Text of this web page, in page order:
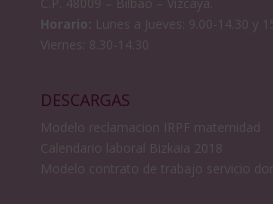
Horario: Lunes a Jueves: 9.00-14.30 y
Viernes: 8.30-14.30
DESCARGAS
Modelo reclamacion IRPF maternidad
Calendario laboral Bizkaia 2018
Modelo contrato de trabajo servicio